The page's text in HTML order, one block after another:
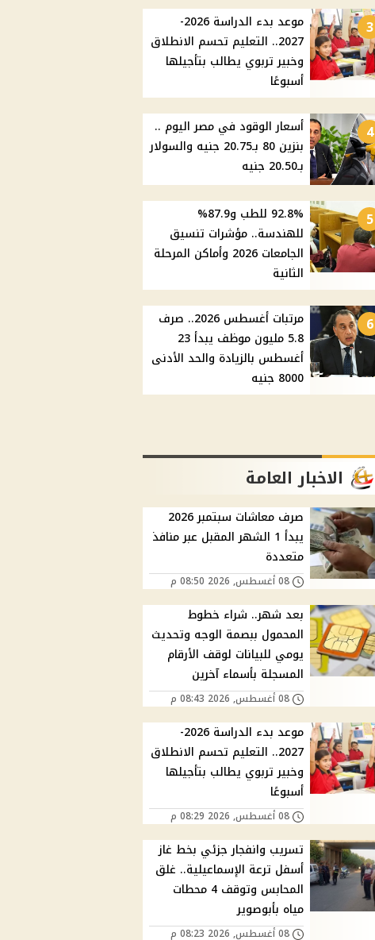
3
موعد بدء الدراسة 2026-
2027.. التعليم تحسم الانطلاق
وخبير تربوي يطالب بتأجيلها
أسبوعًا
4
أسعار الوقود في مصر اليوم ..
بنزين 80 بـ20.75 جنيه والسولار
بـ20.50 جنيه
5
92.8% للطب و87.9%
للهندسة.. مؤشرات تنسيق
الجامعات 2026 وأماكن المرحلة
الثانية
6
مرتبات أغسطس 2026.. صرف
5.8 مليون موظف يبدأ 23
أغسطس بالزيادة والحد الأدنى
8000 جنيه
الاخبار العامة
صرف معاشات سبتمبر 2026
يبدأ 1 الشهر المقبل عبر منافذ
متعددة
08 أغسطس, 2026 08:50 م
بعد شهر.. شراء خطوط
المحمول ببصمة الوجه وتحديث
يومي للبيانات لوقف الأرقام
المسجلة بأسماء آخرين
08 أغسطس, 2026 08:43 م
موعد بدء الدراسة 2026-
2027.. التعليم تحسم الانطلاق
وخبير تربوي يطالب بتأجيلها
أسبوعًا
08 أغسطس, 2026 08:29 م
تسريب وانفجار جزئي بخط غاز
أسفل ترعة الإسماعيلية.. غلق
المحابس وتوقف 4 محطات
مياه بأبوصوير
08 أغسطس, 2026 08:23 م